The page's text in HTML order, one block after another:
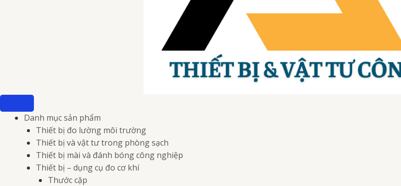
Danh mục sản phẩm
Thiết bị đo lường môi trường
Thiết bị và vật tư trong phòng sạch
Thiết bị mài và đánh bóng công nghiệp
Thiết bị – dụng cụ đo cơ khí
Thước cặp